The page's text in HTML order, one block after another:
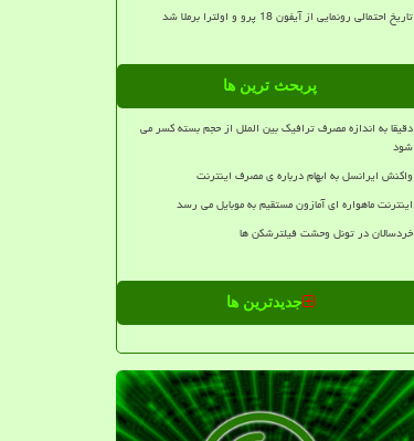
تاریخ احتمالی رونمایی از آیفون 18 پرو و اولترا برملا شد
پربحث ترین ها
دقیقا به اندازه مصرف ترافیک بین الملل از حجم بسته کسر می
شود
واکنش ایرانسل به ابهام درباره ی مصرف اینترنت
اینترنت ماهواره ای آمازون مستقیم به موبایل می رسد
خردسالان در تونل وحشت فیلترشکن ها
جدیدترین ها